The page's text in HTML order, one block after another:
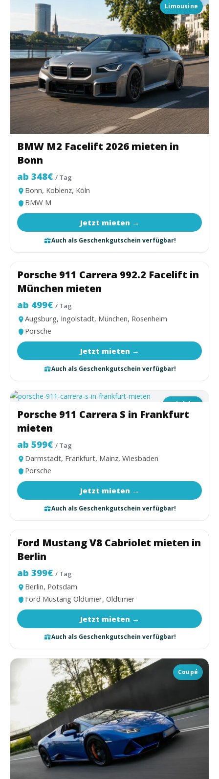
Limousine
BMW M2 Facelift 2026 mieten in
Bonn
ab 348€ / Tag
Bonn, Koblenz, Köln
BMW M
Jetzt mieten →
Auch als Geschenkgutschein verfügbar!
Coupé
Porsche 911 Carrera 992.2 Facelift in
München mieten
ab 499€ / Tag
Augsburg, Ingolstadt, München, Rosenheim
Porsche
Jetzt mieten →
Auch als Geschenkgutschein verfügbar!
Cabriolet
Porsche 911 Carrera S in Frankfurt
mieten
ab 599€ / Tag
Darmstadt, Frankfurt, Mainz, Wiesbaden
Porsche
Jetzt mieten →
Auch als Geschenkgutschein verfügbar!
Cabriolet
Ford Mustang V8 Cabriolet mieten in
Berlin
ab 399€ / Tag
Berlin, Potsdam
Ford Mustang Oldtimer, Oldtimer
Jetzt mieten →
Auch als Geschenkgutschein verfügbar!
Coupé